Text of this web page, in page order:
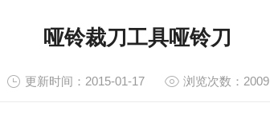
哑铃裁刀工具哑铃刀
更新时间：2015-01-17 浏览次数：2009